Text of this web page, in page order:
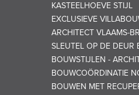
KASTEELHOEVE STIJL
EXCLUSIEVE
ARCHITECT VLAAMS-
SLEUTEL OP DE DEUR
BOUWSTIJLEN -
BOUWCOÖRDINATIE
BOUWEN MET